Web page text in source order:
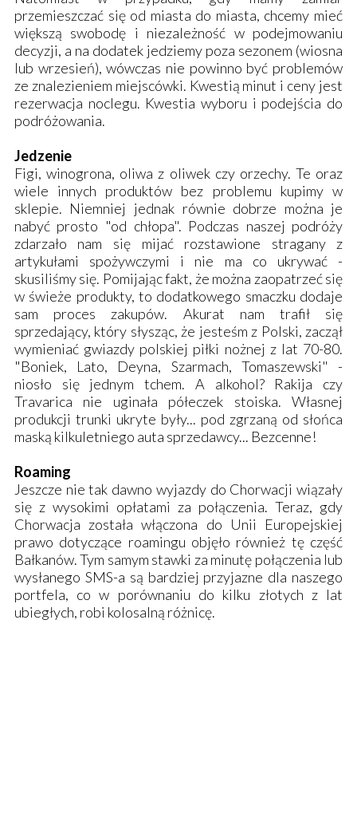
przemieszczać się od miasta do miasta, chcemy mieć
większą swobodę i niezależność w podejmowaniu
decyzji, a na dodatek jedziemy poza sezonem (wiosna
lub wrzesień), wówczas nie powinno być problemów
ze znalezieniem miejscówki. Kwestią minut i ceny jest
rezerwacja noclegu. Kwestia wyboru i podejścia do
podróżowania.
Jedzenie
Figi, winogrona, oliwa z oliwek czy orzechy. Te oraz
wiele innych produktów bez problemu kupimy w
sklepie. Niemniej jednak równie dobrze można je
nabyć prosto "od chłopa". Podczas naszej podróży
zdarzało nam się mijać rozstawione stragany z
artykułami spożywczymi i nie ma co ukrywać -
skusiliśmy się. Pomijając fakt, że można zaopatrzeć się
w świeże produkty, to dodatkowego smaczku dodaje
sam proces zakupów. Akurat nam trafił się
sprzedający, który słysząc, że jesteśm z Polski, zaczął
wymieniać gwiazdy polskiej piłki nożnej z lat 70-80.
"Boniek, Lato, Deyna, Szarmach, Tomaszewski" -
niosło się jednym tchem. A alkohol? Rakija czy
Travarica nie uginała półeczek stoiska. Własnej
produkcji trunki ukryte były... pod zgrzaną od słońca
maską kilkuletniego auta sprzedawcy... Bezcenne!
Roaming
Jeszcze nie tak dawno wyjazdy do Chorwacji wiązały
się z wysokimi opłatami za połączenia. Teraz, gdy
Chorwacja została włączona do Unii Europejskiej
prawo dotyczące roamingu objęło również tę część
Bałkanów. Tym samym stawki za minutę połączenia lub
wysłanego SMS-a są bardziej przyjazne dla naszego
portfela, co w porównaniu do kilku złotych z lat
ubiegłych, robi kolosalną różnicę.